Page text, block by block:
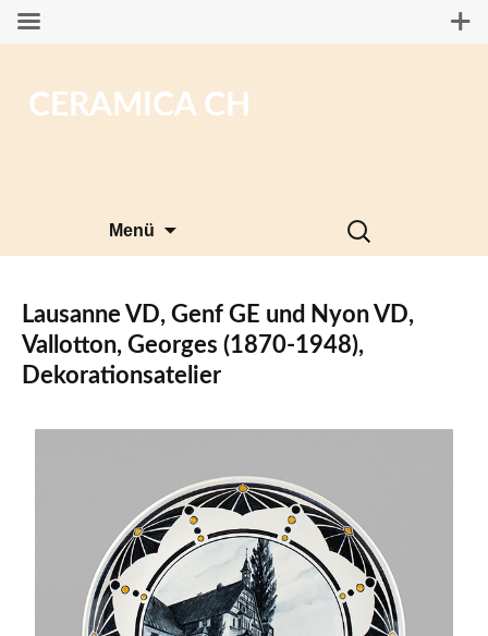
CERAMICA CH
Menü
Suchen
nach:
Lausanne VD, Genf GE und Nyon VD,
Vallotton, Georges (1870-1948),
Dekorationsatelier